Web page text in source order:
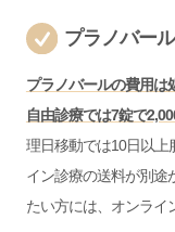
プラノバー
プラノバールの費用は
自由診療では7錠で
理日移動では10日以上
イン診療の送料が別途
たい方には、オンライ